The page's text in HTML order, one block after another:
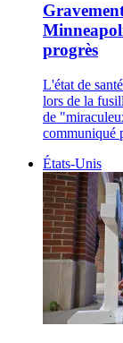
progrès
L'état de
lors de la
de
communiqué
États-Unis